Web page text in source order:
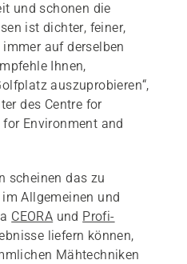
und schonen die
ist dichter, feiner,
auf derselben
Ihnen,
auszuprobieren“,
des Centre for
Environment and
scheinen das zu
Allgemeinen und
CEORA und Profi-
liefern können,
Mähtechniken